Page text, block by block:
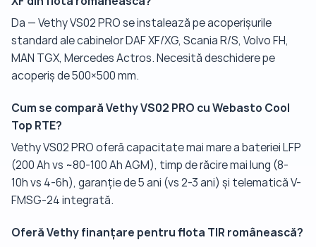
Da — Vethy VS02 PRO se instalează pe acoperișurile
standard ale cabinelor DAF XF/XG, Scania R/S, Volvo FH,
MAN TGX, Mercedes Actros. Necesită deschidere pe
acoperiș de 500×500 mm.
Cum se compară Vethy VS02 PRO cu Webasto Cool
Top RTE?
Vethy VS02 PRO oferă capacitate mai mare a bateriei LFP
(200 Ah vs ~80-100 Ah AGM), timp de răcire mai lung (8-
10h vs 4-6h), garanție de 5 ani (vs 2-3 ani) și telematică V-
FMSG-24 integrată.
Oferă Vethy finanțare pentru flota TIR românească?